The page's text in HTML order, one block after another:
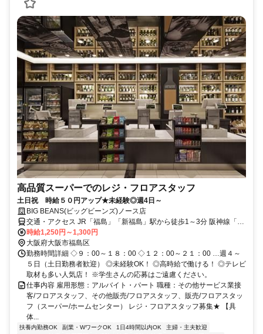
高品質スーパーでのレジ・フロアスタッフ
土日祝 時給５０円アップ★未経験◎週4日～
BIG BEANS(ビッグビーンズ)ノース店
交通・アクセス JR「福島」「新福島」駅から徒歩1～3分 阪神線「福
島」駅から徒歩3分
時給1,250円～1,300円
大阪府大阪市福島区
勤務時間詳細 ◇９：00～１８：00 ◇１２：00～２１：00 …週４～
５日（土日勤務者歓迎） ◎未経験OK！ ◎高時給で働ける！ ◎テレビ
取材も多い人気店！ ※学生さんの応募はご遠慮ください。
仕事内容 雇用形態：アルバイト・パート 職種：その他サービス業接
客/フロアスタッフ、その他販売/フロアスタッフ、販売/フロアスタッ
フ（スーパー/ホームセンター） レジ・フロアスタッフ募集★ 【具
体...
扶養内勤務OK 副業・WワークOK 1日4時間以内OK
主婦・主夫歓迎